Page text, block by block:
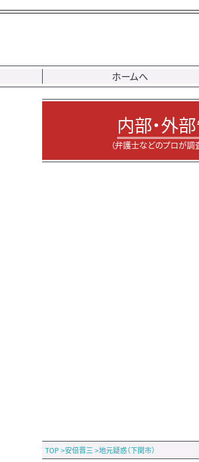
ホームへ
内部・外
（弁護士などのプロが調
TOP >安倍晋三 >地元疑惑（下関市）